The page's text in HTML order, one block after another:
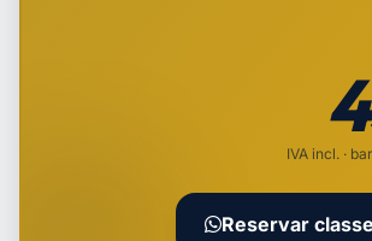
IVA incl. ·
Reservar